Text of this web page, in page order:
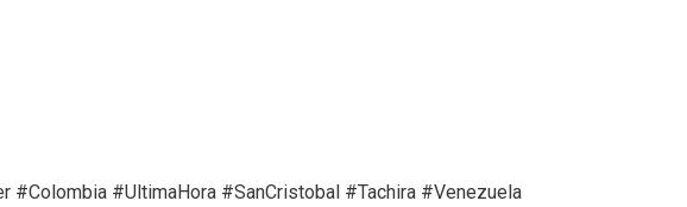
#UltimaHora #SanCristobal #Tachira #Venezuela